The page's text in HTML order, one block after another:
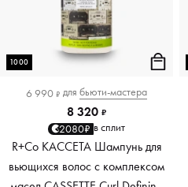
1000
6 990 ₽ для бьюти-мастера
8 320 ₽
2080₽ в сплит
R+Co КАССЕТА Шампунь для
вьющихся волос с комплексом